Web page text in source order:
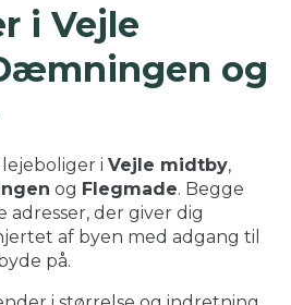
i Vejle
og
i Vejle midtby,
og Flegmade. Begge
der giver dig
af byen med adgang til
på.